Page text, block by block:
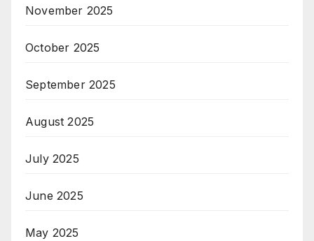
November 2025
October 2025
September 2025
August 2025
July 2025
June 2025
May 2025